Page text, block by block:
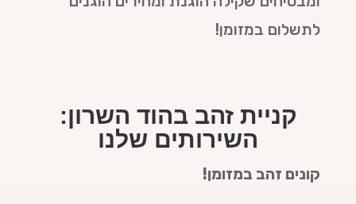
לתשלום במזומן!
קניית זהב בהוד השרון:
השירותים שלנו
קונים זהב במזומן!